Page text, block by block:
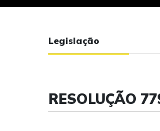
Legislação
RESOLUÇÃO